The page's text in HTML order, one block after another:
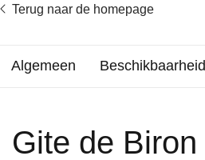
Terug naar de homepage
Algemeen Beschikbaarheid
Gite de Biron